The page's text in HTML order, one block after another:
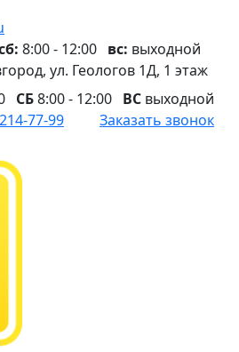
8:00 - 12:00 вс: выходной
ул. Геологов 1Д, 1 этаж
СБ8:00 - 12:00 ВС выходной
77-99
Заказать звонок